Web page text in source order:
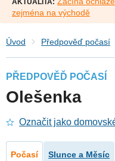
zejména na východě
Úvod Předpověď počasí
PŘEDPOVĚĎ POČASÍ
Olešenka
Označit jako
Počasí Slunce a Měsíc